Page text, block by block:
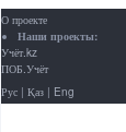
О проекте
Наши проекты:
Учёт.kz
ПОБ.Учёт
Рус | Қаз | Eng